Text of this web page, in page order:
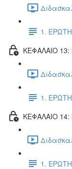
1.
ΚΕΦΑΛΑΙΟ
1.
ΚΕΦΑΛΑΙΟ
1.